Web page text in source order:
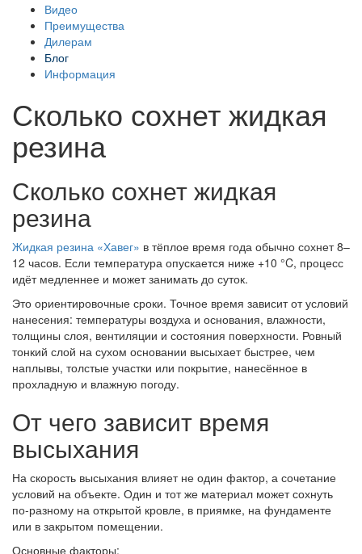
Видео
Преимущества
Дилерам
Блог
Информация
Сколько сохнет жидкая
резина
Сколько сохнет жидкая
резина
Жидкая резина «Хавег» в тёплое время года обычно сохнет 8–
12 часов. Если температура опускается ниже +10 °C, процесс
идёт медленнее и может занимать до суток.
Это ориентировочные сроки. Точное время зависит от условий
нанесения: температуры воздуха и основания, влажности,
толщины слоя, вентиляции и состояния поверхности. Ровный
тонкий слой на сухом основании высыхает быстрее, чем
наплывы, толстые участки или покрытие, нанесённое в
прохладную и влажную погоду.
От чего зависит время
высыхания
На скорость высыхания влияет не один фактор, а сочетание
условий на объекте. Один и тот же материал может сохнуть
по-разному на открытой кровле, в приямке, на фундаменте
или в закрытом помещении.
Основные факторы: